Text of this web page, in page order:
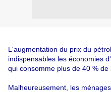
L'augmentation du prix du
indispensables les économies
qui consomme plus de 40 % de
Malheureusement, les